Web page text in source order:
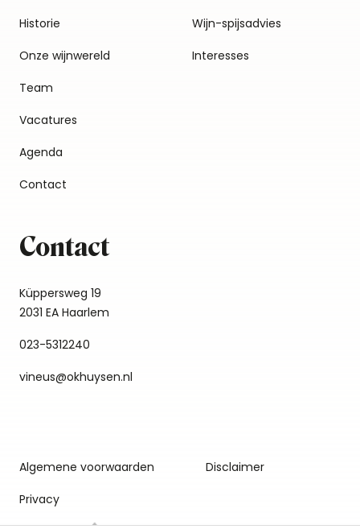
Historie
Onze wijnwereld
Team
Vacatures
Agenda
Contact
Wijn-spijsadvies
Interesses
Contact
Küppersweg 19
2031 EA Haarlem
023-5312240
vineus@okhuysen.nl
Algemene voorwaarden
Disclaimer
Privacy